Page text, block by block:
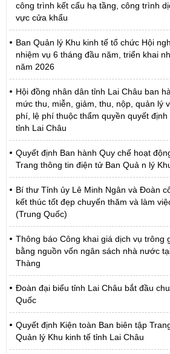
công trình kết cấu hạ tầng, công trình
vực cửa khẩu
Ban Quản lý Khu kinh tế tổ chức Hội
nhiệm vụ 6 tháng đầu năm, triển khai
năm 2026
Hội đồng nhân dân tỉnh Lai Châu ban
mức thu, miễn, giảm, thu, nộp, quản lý
phí, lệ phí thuộc thẩm quyền quyết
tỉnh Lai Châu
Quyết định Ban hành Quy chế hoạt
Trang thông tin điện tử Ban Quả n lý
Bí thư Tỉnh ủy Lê Minh Ngân và Đoàn
kết thúc tốt đẹp chuyến thăm và làm
(Trung Quốc)
Thông báo Công khai giá dịch vụ trông
bằng nguồn vốn ngân sách nhà nước
Thàng
Đoàn đại biểu tỉnh Lai Châu bắt đầu
Quốc
Quyết định Kiện toàn Ban biên tập
Quản lý Khu kinh tế tỉnh Lai Châu